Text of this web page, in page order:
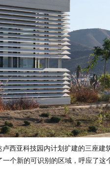
西亚科技园内计划扩建的三座建
个新的可识别的区域，呼应了这